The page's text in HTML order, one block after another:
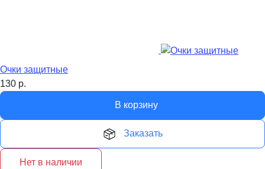
Очки защитные
130 р.
В корзину
Заказать
Нет в наличии